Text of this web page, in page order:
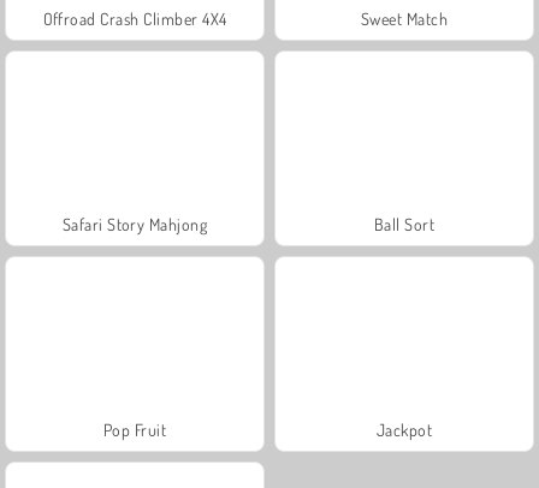
Offroad Crash Climber 4X4 Sweet Match
Safari Story Mahjong Ball Sort
Pop Fruit Jackpot